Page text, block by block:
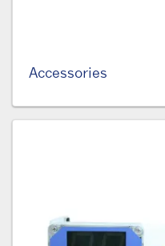
Accessories